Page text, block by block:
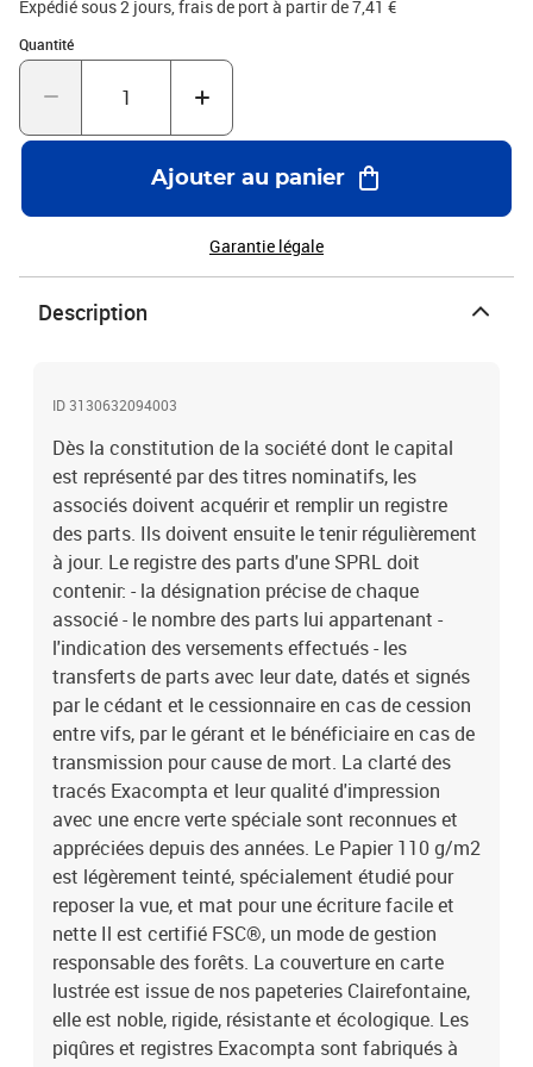
est issue de nos papeteries Clairefontaine, elle est noble, rigide,
résistante et écologique. Les piqûres et registres Exacompta sont
fabriqués à 100% en France.
Expédié sous 2 jours, frais de port à partir de 7,41 €
Quantité
Quantité : 1
Ajouter au panier
Garantie légale
Description
ID 3130632094003
Dès la constitution de la société dont le capital
est représenté par des titres nominatifs, les
associés doivent acquérir et remplir un registre
des parts. Ils doivent ensuite le tenir régulièrement
à jour. Le registre des parts d'une SPRL doit
contenir: - la désignation précise de chaque
associé - le nombre des parts lui appartenant -
l'indication des versements effectués - les
transferts de parts avec leur date, datés et signés
par le cédant et le cessionnaire en cas de cession
entre vifs, par le gérant et le bénéficiaire en cas de
transmission pour cause de mort. La clarté des
tracés Exacompta et leur qualité d'impression
avec une encre verte spéciale sont reconnues et
appréciées depuis des années. Le Papier 110 g/m2
est légèrement teinté, spécialement étudié pour
reposer la vue, et mat pour une écriture facile et
nette Il est certifié FSC®, un mode de gestion
responsable des forêts. La couverture en carte
lustrée est issue de nos papeteries Clairefontaine,
elle est noble, rigide, résistante et écologique. Les
piqûres et registres Exacompta sont fabriqués à